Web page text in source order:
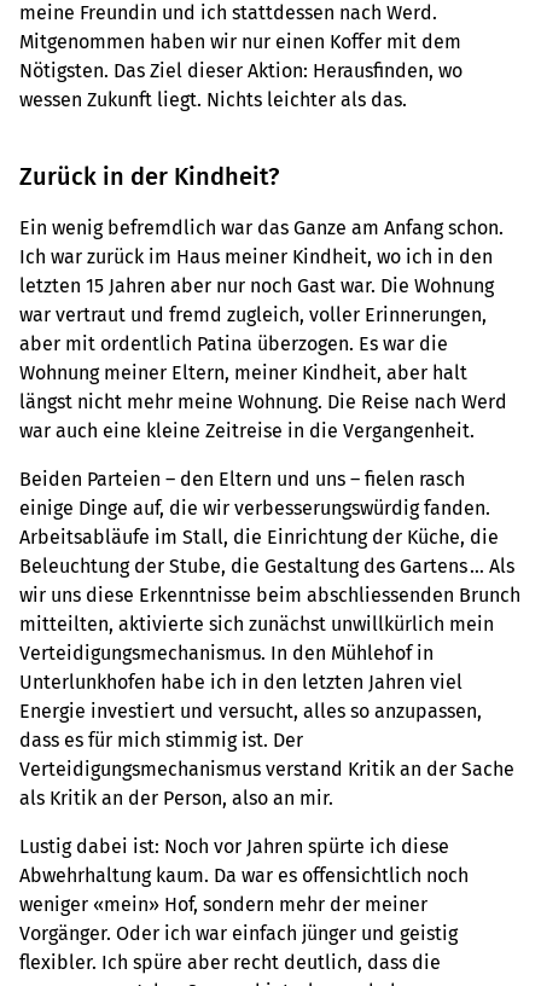
meine Freundin und ich stattdessen nach Werd.
Mitgenommen haben wir nur einen Koffer mit dem
Nötigsten. Das Ziel dieser Aktion: Herausfinden, wo
wessen Zukunft liegt. Nichts leichter als das.
Zurück in der Kindheit?
Ein wenig befremdlich war das Ganze am Anfang schon.
Ich war zurück im Haus meiner Kindheit, wo ich in den
letzten 15 Jahren aber nur noch Gast war. Die Wohnung
war vertraut und fremd zugleich, voller Erinnerungen,
aber mit ordentlich Patina überzogen. Es war die
Wohnung meiner Eltern, meiner Kindheit, aber halt
längst nicht mehr meine Wohnung. Die Reise nach Werd
war auch eine kleine Zeitreise in die Vergangenheit.
Beiden Parteien – den Eltern und uns – fielen rasch
einige Dinge auf, die wir verbesserungswürdig fanden.
Arbeitsabläufe im Stall, die Einrichtung der Küche, die
Beleuchtung der Stube, die Gestaltung des Gartens … Als
wir uns diese Erkenntnisse beim abschliessenden Brunch
mitteilten, aktivierte sich zunächst unwillkürlich mein
Verteidigungsmechanismus. In den Mühlehof in
Unterlunkhofen habe ich in den letzten Jahren viel
Energie investiert und versucht, alles so anzupassen,
dass es für mich stimmig ist. Der
Verteidigungsmechanismus verstand Kritik an der Sache
als Kritik an der Person, also an mir.
Lustig dabei ist: Noch vor Jahren spürte ich diese
Abwehrhaltung kaum. Da war es offensichtlich noch
weniger «mein» Hof, sondern mehr der meiner
Vorgänger. Oder ich war einfach jünger und geistig
flexibler. Ich spüre aber recht deutlich, dass die